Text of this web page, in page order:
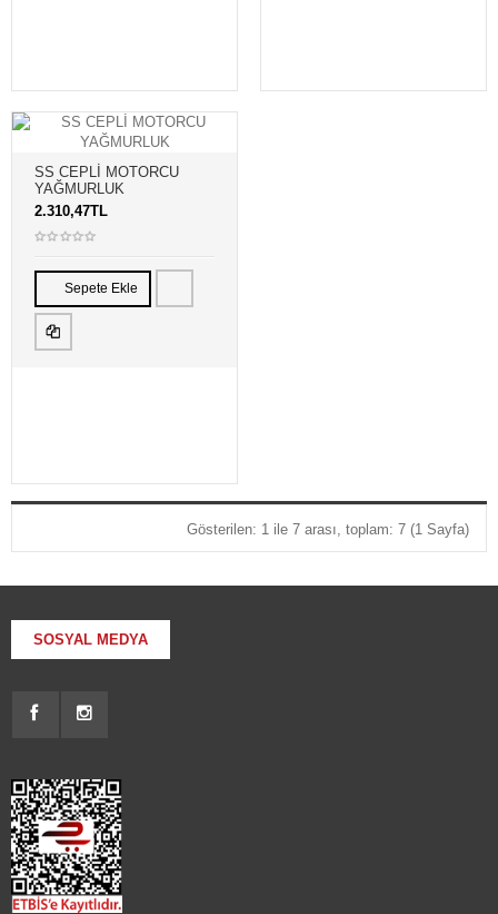
SS CEPLİ MOTORCU
YAĞMURLUK
2.310,47TL
Sepete Ekle
Gösterilen: 1 ile 7 arası, toplam: 7 (1 Sayfa)
SOSYAL MEDYA